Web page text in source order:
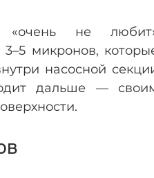
«очень не
микронов,
насосной
дальше —